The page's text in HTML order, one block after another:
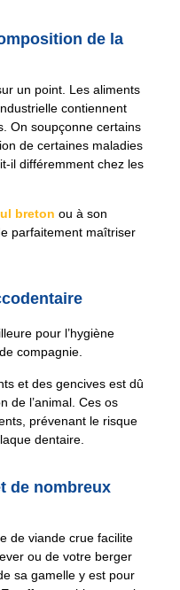
de la
un point. Les aliments
contiennent
On soupçonne certains
de certaines maladies
il différemment chez les
breton ou à son
parfaitement maîtriser
pour l’hygiène
compagnie.
et des gencives est dû
de l’animal. Ces os
prévenant le risque
dentaire.
de nombreux
de viande crue facilite
ou de votre berger
sa gamelle y est pour